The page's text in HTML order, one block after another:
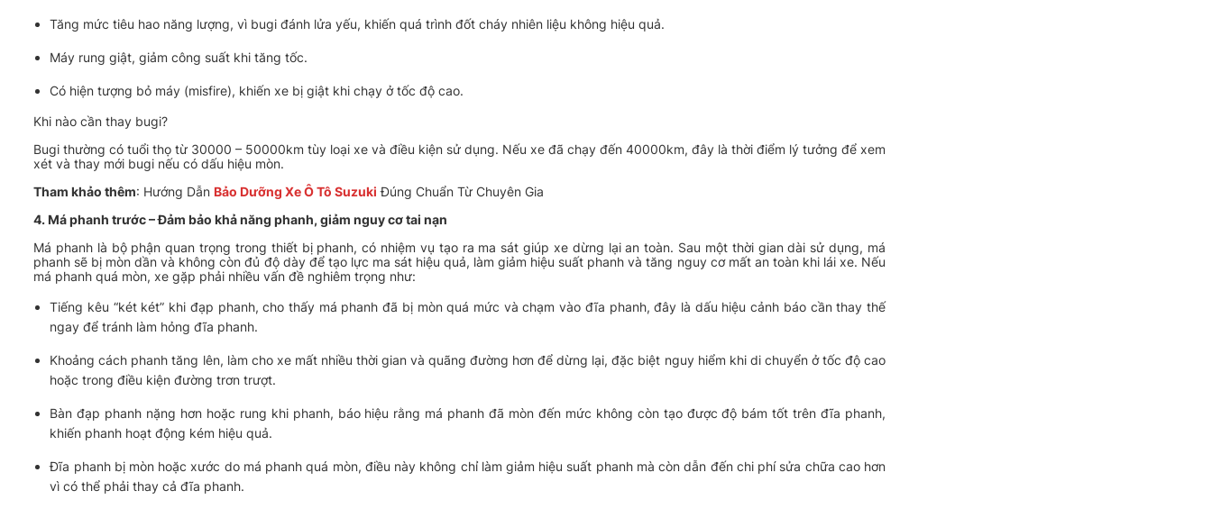
Tăng mức tiêu hao năng lượng, vì bugi đánh lửa yếu, khiến quá trình đốt cháy nhiên liệu không hiệu quả.
Máy rung giật, giảm công suất khi tăng tốc.
Có hiện tượng bỏ máy (misfire), khiến xe bị giật khi chạy ở tốc độ cao.
Khi nào cần thay bugi?
Bugi thường có tuổi thọ từ 30000 – 50000km tùy loại xe và điều kiện sử dụng. Nếu xe đã chạy đến 40000km, đây là thời điểm lý tưởng để xem
xét và thay mới bugi nếu có dấu hiệu mòn.
Tham khảo thêm: Hướng Dẫn Bảo Dưỡng Xe Ô Tô Suzuki Đúng Chuẩn Từ Chuyên Gia
4. Má phanh trước – Đảm bảo khả năng phanh, giảm nguy cơ tai nạn
Má phanh là bộ phận quan trọng trong thiết bị phanh, có nhiệm vụ tạo ra ma sát giúp xe dừng lại an toàn. Sau một thời gian dài sử dụng, má
phanh sẽ bị mòn dần và không còn đủ độ dày để tạo lực ma sát hiệu quả, làm giảm hiệu suất phanh và tăng nguy cơ mất an toàn khi lái xe. Nếu
má phanh quá mòn, xe gặp phải nhiều vấn đề nghiêm trọng như:
Tiếng kêu “két két” khi đạp phanh, cho thấy má phanh đã bị mòn quá mức và chạm vào đĩa phanh, đây là dấu hiệu cảnh báo cần thay thế
ngay để tránh làm hỏng đĩa phanh.
Khoảng cách phanh tăng lên, làm cho xe mất nhiều thời gian và quãng đường hơn để dừng lại, đặc biệt nguy hiểm khi di chuyển ở tốc độ cao
hoặc trong điều kiện đường trơn trượt.
Bàn đạp phanh nặng hơn hoặc rung khi phanh, báo hiệu rằng má phanh đã mòn đến mức không còn tạo được độ bám tốt trên đĩa phanh,
khiến phanh hoạt động kém hiệu quả.
Đĩa phanh bị mòn hoặc xước do má phanh quá mòn, điều này không chỉ làm giảm hiệu suất phanh mà còn dẫn đến chi phí sửa chữa cao hơn
vì có thể phải thay cả đĩa phanh.